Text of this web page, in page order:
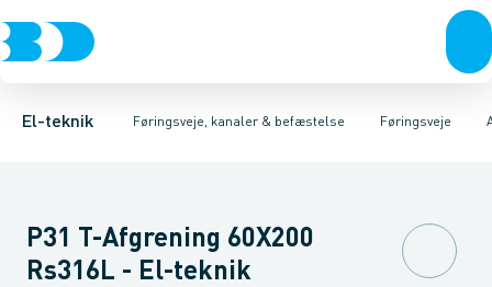
El-teknik Føringsveje, kanaler & befæstelse
Afbrydere, stikkontakter & lampeudtagForgreningsmateriel
Føringsveje
Føringsveje Installationskanaler for gulvInstallationskanaler
Gitterbakke Endestykke til kabelbakkeMontageplade til
P31 T-Afgrening 60X200
Rs316L - El-teknik